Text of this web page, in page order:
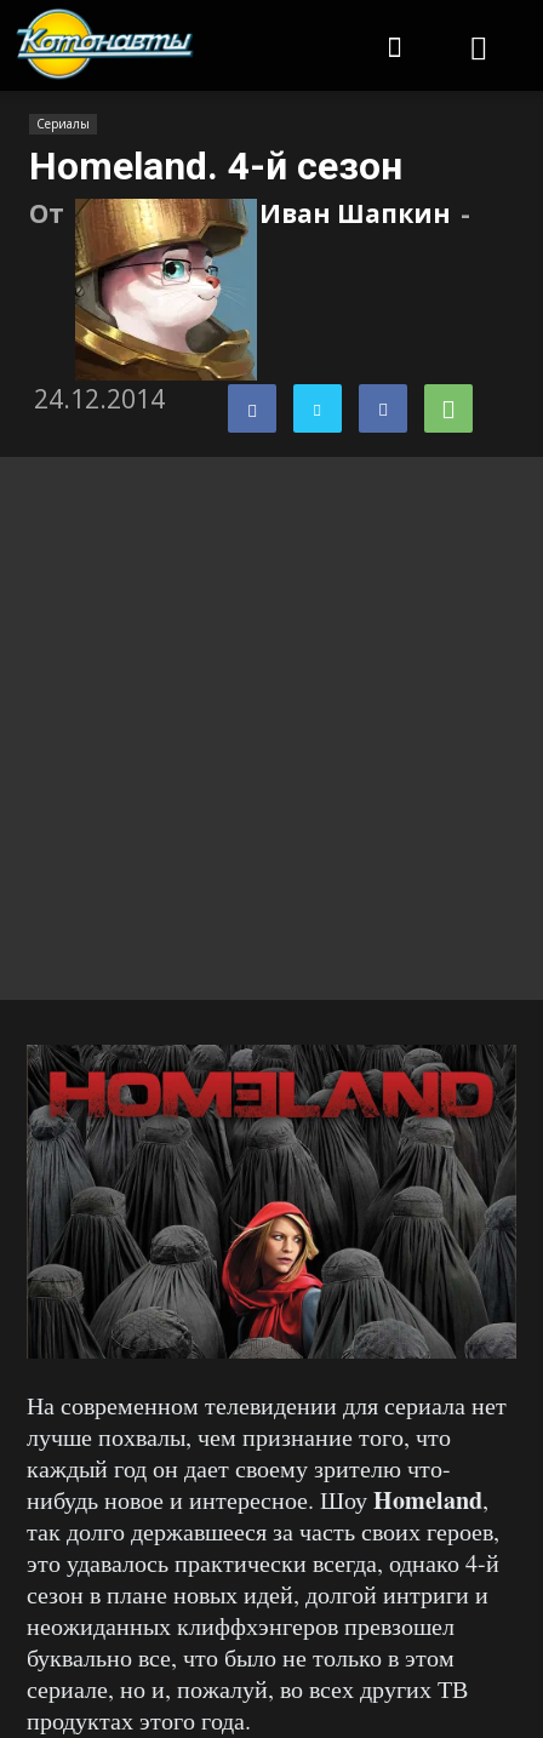
Сериалы
Homeland. 4-й сезон
От Иван Шапкин -
24.12.2014
На современном телевидении для сериала нет
лучше похвалы, чем признание того, что
каждый год он дает своему зрителю что-
нибудь новое и интересное. ШоуHomeland,
так долго державшееся за часть своих героев,
это удавалось практически всегда, однако 4-й
сезон в плане новых идей, долгой интриги и
неожиданных клиффхэнгеров превзошел
буквально все, что было не только в этом
сериале, но и, пожалуй, во всех других ТВ
продуктах этого года.